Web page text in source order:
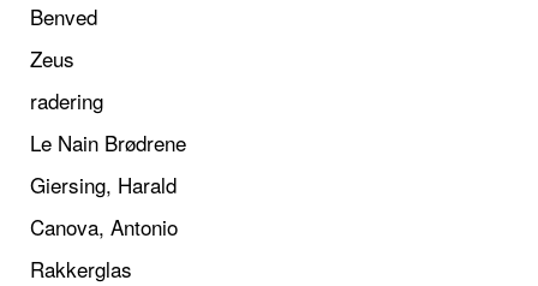
Benved
Zeus
radering
Le Nain Brødrene
Giersing, Harald
Canova, Antonio
Rakkerglas